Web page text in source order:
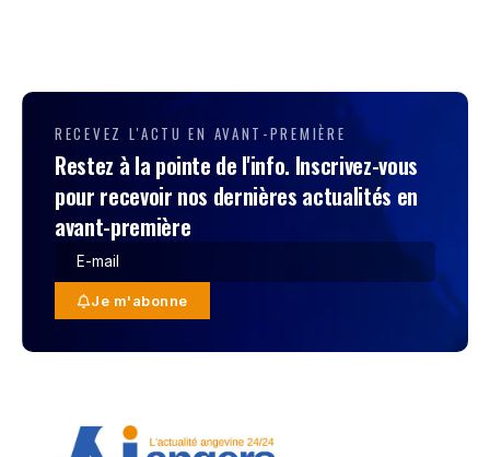
RECEVEZ L'ACTU EN AVANT-PREMIÈRE
Restez à la pointe de l'info. Inscrivez-vous
pour recevoir nos dernières actualités en
avant-première
Je m'abonne